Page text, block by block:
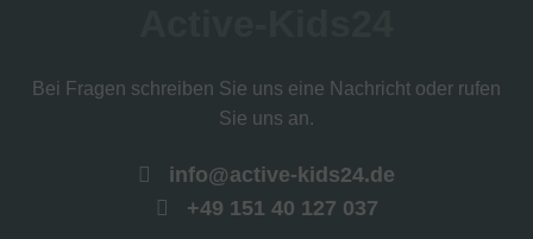
Bei Fragen schreiben Sie uns eine Nachricht oder rufen
Sie uns an.
info@active-kids24.de
+49 151 40 127 037